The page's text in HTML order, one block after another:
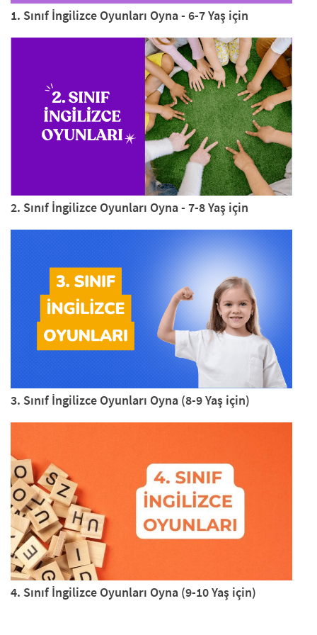
1. Sınıf İngilizce Oyunları Oyna - 6-7 Yaş için
2. Sınıf İngilizce Oyunları Oyna - 7-8 Yaş için
3. Sınıf İngilizce Oyunları Oyna (8-9 Yaş için)
4. Sınıf İngilizce Oyunları Oyna (9-10 Yaş için)